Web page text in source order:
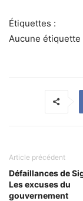
Étiquettes :
Aucune
Article précédent
Défaillances de
Les excuses du
gouvernement